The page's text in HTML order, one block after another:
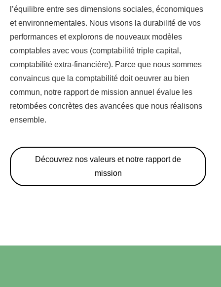
l’équilibre entre ses dimensions sociales, économiques
et environnementales. Nous visons la durabilité de vos
performances et explorons de nouveaux modèles
comptables avec vous (comptabilité triple capital,
comptabilité extra-financière). Parce que nous sommes
convaincus que la comptabilité doit oeuvrer au bien
commun, notre rapport de mission annuel évalue les
retombées concrètes des avancées que nous réalisons
ensemble.
Découvrez nos valeurs et notre rapport de
mission